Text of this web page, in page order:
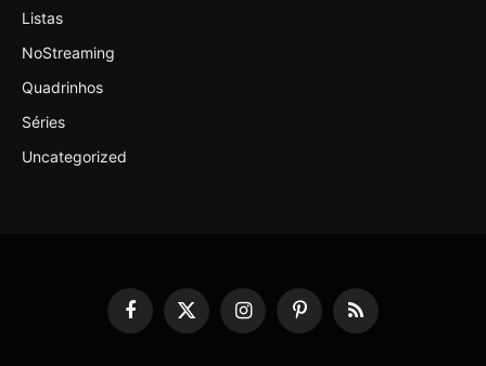
Listas
NoStreaming
Quadrinhos
Séries
Uncategorized
Facebook
X
(Twitter)
InstagramPinterestRSS